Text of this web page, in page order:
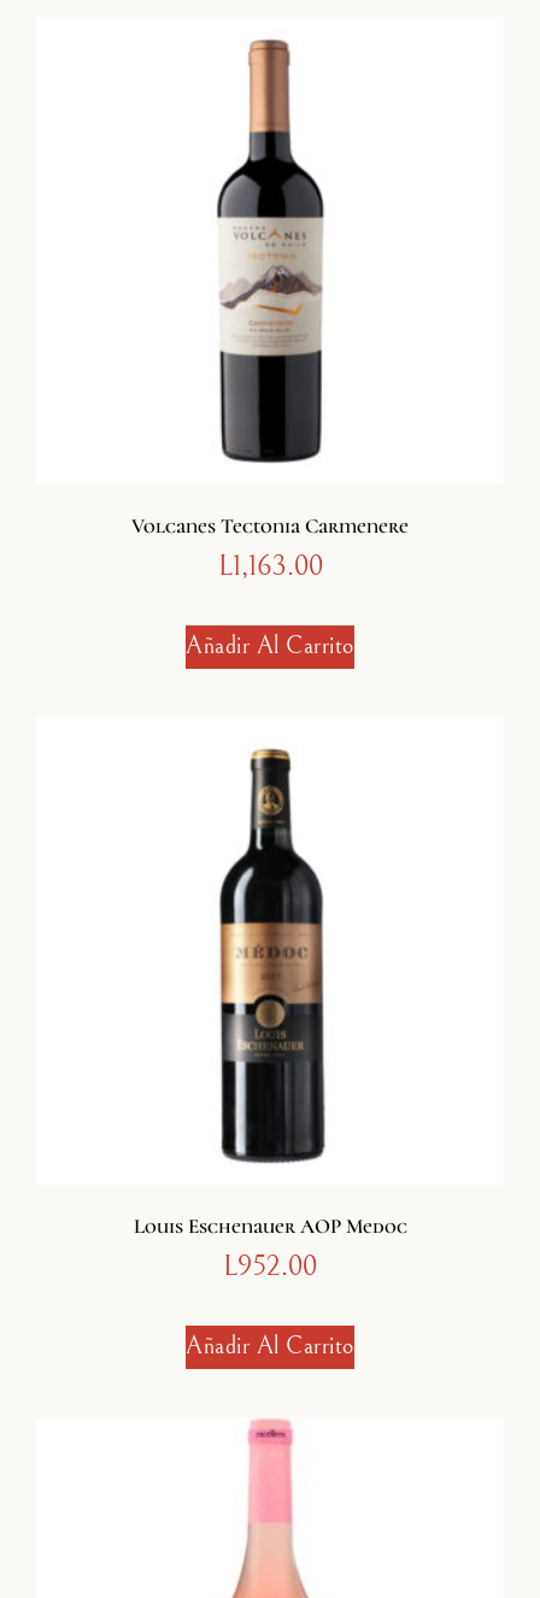
Volcanes Tectonia Carmenere
L1,163.00
Añadir Al Carrito
Louis Eschenauer AOP Medoc
L952.00
Añadir Al Carrito